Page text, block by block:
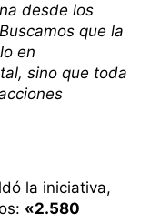
desde los
que la
en
sino que toda
la iniciativa,
«2.580